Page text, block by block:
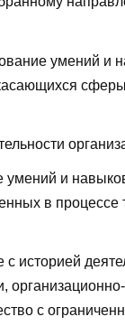
умений и
умений и
в процессе
с историей
с